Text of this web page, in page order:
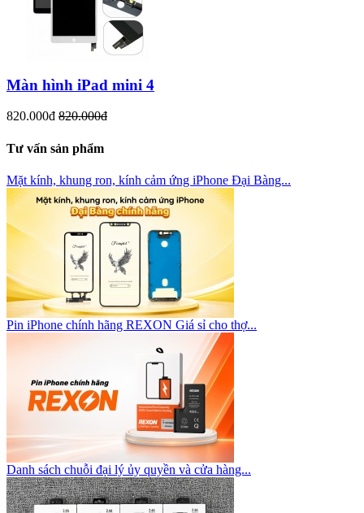
Màn hình iPad mini 4
820.000đ 820.000đ
Tư vấn sản phẩm
Mặt kính, khung ron, kính cảm ứng iPhone Đại Bàng...
Pin iPhone chính hãng REXON Giá sỉ cho thợ...
Danh sách chuỗi đại lý ủy quyền và cửa hàng...